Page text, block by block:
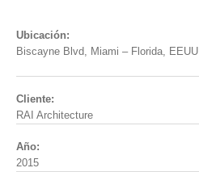
Ubicación:
Biscayne Blvd, Miami – Florida, EEUU
Cliente:
RAI Architecture
Año:
2015